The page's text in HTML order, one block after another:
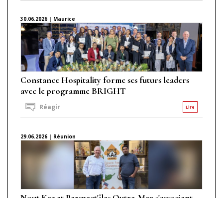
30.06.2026 | Maurice
Constance Hospitality forme ses futurs leaders
avec le programme BRIGHT
Lire
Réagir
29.06.2026 | Réunion